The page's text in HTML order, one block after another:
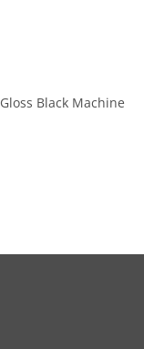
Black Machine